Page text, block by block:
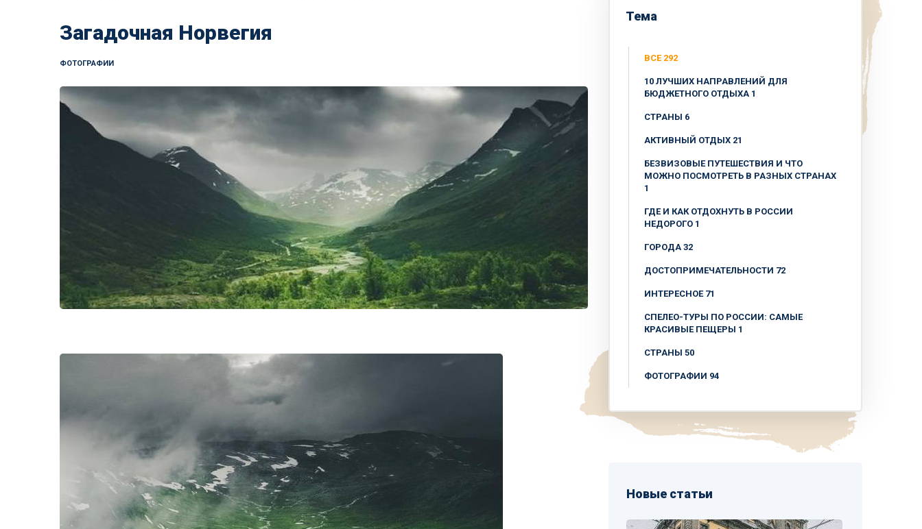
Загадочная Норвегия
ФОТОГРАФИИ
Тема
ВСЕ 292
10 ЛУЧШИХ НАПРАВЛЕНИЙ ДЛЯ
БЮДЖЕТНОГО ОТДЫХА 1
CТРАНЫ 6
АКТИВНЫЙ ОТДЫХ 21
БЕЗВИЗОВЫЕ ПУТЕШЕСТВИЯ И ЧТО
МОЖНО ПОСМОТРЕТЬ В РАЗНЫХ СТРАНАХ
1
ГДЕ И КАК ОТДОХНУТЬ В РОССИИ
НЕДОРОГО 1
ГОРОДА 32
ДОСТОПРИМЕЧАТЕЛЬНОСТИ 72
ИНТЕРЕСНОЕ 71
СПЕЛЕО-ТУРЫ ПО РОССИИ: САМЫЕ
КРАСИВЫЕ ПЕЩЕРЫ 1
СТРАНЫ 50
ФОТОГРАФИИ 94
Новые статьи